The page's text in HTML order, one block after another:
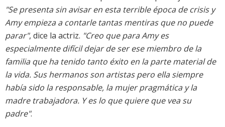
"Se presenta sin avisar en esta terrible época de crisis y
Amy empieza a contarle tantas mentiras que no puede
parar", dice la actriz. "Creo que para Amy es
especialmente difícil dejar de ser ese miembro de la
familia que ha tenido tanto éxito en la parte material de
la vida. Sus hermanos son artistas pero ella siempre
había sido la responsable, la mujer pragmática y la
madre trabajadora. Y es lo que quiere que vea su
padre".